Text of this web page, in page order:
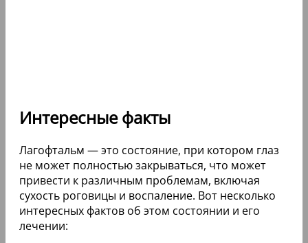
Интересные факты
Лагофтальм — это состояние, при котором глаз
не может полностью закрываться, что может
привести к различным проблемам, включая
сухость роговицы и воспаление. Вот несколько
интересных фактов об этом состоянии и его
лечении: